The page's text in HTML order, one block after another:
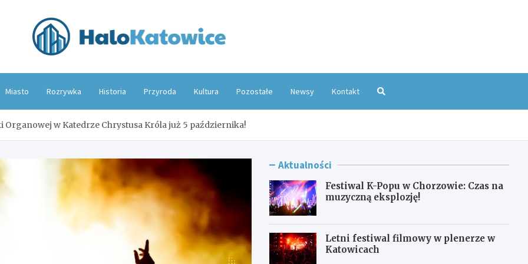
Miasto Rozrywka Historia Przyroda Kultura Pozostałe Newsy Kontakt
Organowej w Katedrze Chrystusa Króla już 5 października!
Aktualności
Festiwal K-Popu w Chorzowie: Czas na
muzyczną eksplozję!
Letni festiwal filmowy w plenerze w
Katowicach